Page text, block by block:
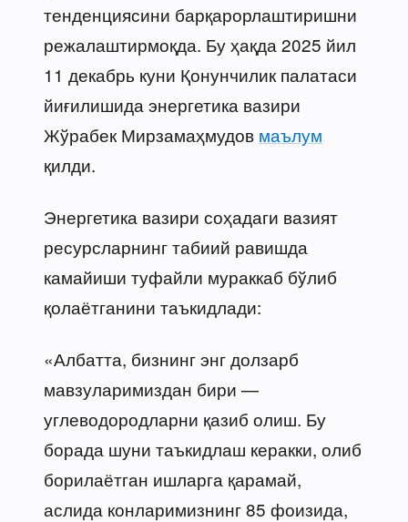
тенденциясини барқарорлаштиришни
режалаштирмоқда. Бу ҳақда 2025 йил
11 декабрь куни Қонунчилик палатаси
йиғилишида энергетика вазири
Жўрабек Мирзамаҳмудов маълум
қилди.
Энергетика вазири соҳадаги вазият
ресурсларнинг табиий равишда
камайиши туфайли мураккаб бўлиб
қолаётганини таъкидлади:
«Албатта, бизнинг энг долзарб
мавзуларимиздан бири —
углеводородларни қазиб олиш. Бу
борада шуни таъкидлаш керакки, олиб
борилаётган ишларга қарамай,
аслида конларимизнинг 85 фоизида,